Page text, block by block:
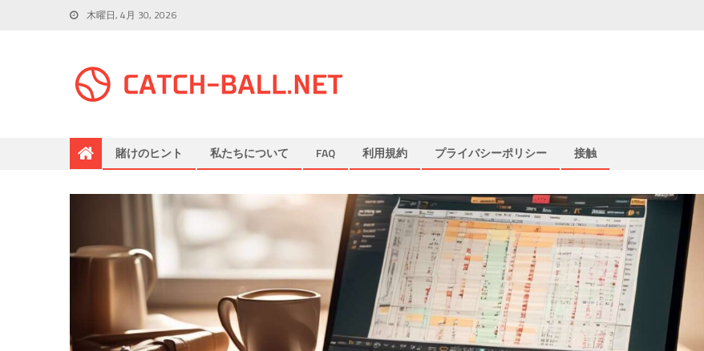
木曜日, 4月 30, 2026
賭けのヒント 私たちについて FAQ 利用規約 プライバシーポリシー 接触